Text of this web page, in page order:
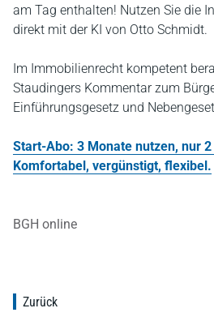
am Tag enthalten! Nutzen Sie die
direkt mit der KI von Otto Schmidt.
Im Immobilienrecht kompetent
Staudingers Kommentar zum
Einführungsgesetz und
Start-Abo: 3 Monate nutzen, nur
Komfortabel, vergünstigt, flexibel.
BGH online
Zurück